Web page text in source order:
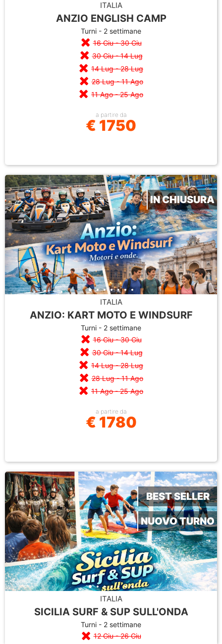
ITALIA
ANZIO ENGLISH CAMP
Turni - 2 settimane
16 Giu - 30 Giu
30 Giu - 14 Lug
14 Lug - 28 Lug
28 Lug - 11 Ago
11 Ago - 25 Ago
a partire da
€ 1750
IN CHIUSURA
ITALIA
ANZIO: KART MOTO E WINDSURF
Turni - 2 settimane
16 Giu - 30 Giu
30 Giu - 14 Lug
14 Lug - 28 Lug
28 Lug - 11 Ago
11 Ago - 25 Ago
a partire da
€ 1780
BEST SELLER
NUOVO TURNO
ITALIA
SICILIA SURF & SUP SULL'ONDA
Turni - 2 settimane
12 Giu - 26 Giu